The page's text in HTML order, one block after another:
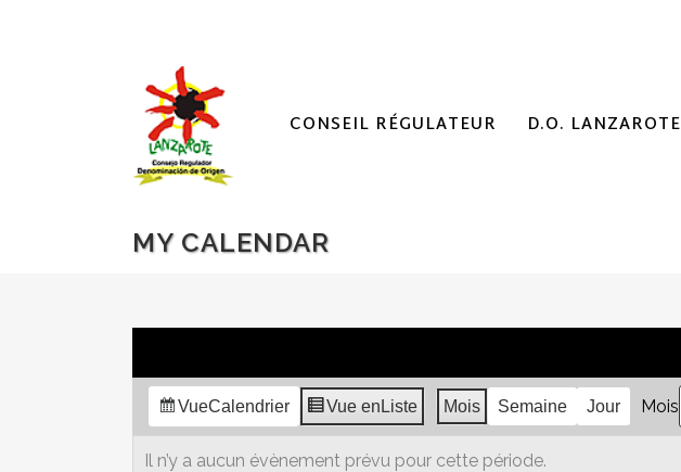
CONSEIL RÉGULATEUR D.O. LANZAROTE
MY CALENDAR
VueCalendrier Vue en Liste Mois Semaine Jour Mois
Il n’y a aucun évènement prévu pour cette période.